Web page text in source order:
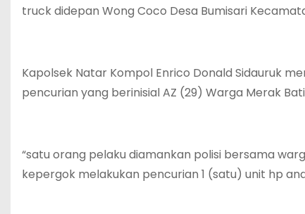
truck didepan Wong Coco Desa Bumisari
Kapolsek Natar Kompol Enrico Donald Sidauruk
pencurian yang berinisial AZ (29) Warga Merak
“satu orang pelaku diamankan polisi bersama
kepergok melakukan pencurian 1 (satu) unit hp